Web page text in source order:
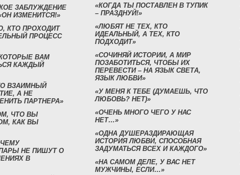
ЗАБЛУЖДЕНИЕ
ИЗМЕНИТСЯ!»
КТО ПРОХОДИТ
ПРОЦЕСС
ВАМ
КАЖДЫЙ
ВЗАИМНЫЙ
А НЕ
ПАРТНЕРА»
ЧТО ВЫ
КАК ВЫ
НЕ ПИШУТ О
В
«КОГДА ТЫ ПОСТАВЛЕН В ТУПИК
– ПРАЗДНУЙ!»
«ЛЮБЯТ НЕ ТЕХ, КТО
ИДЕАЛЬНЫЙ, А ТЕХ, КТО
ПОДХОДИТ»
«СОЧИНЯЙ ИСТОРИИ, А МИР
ПОЗАБОТИТЬСЯ, ЧТОБЫ ИХ
ПЕРЕВЕСТИ – НА ЯЗЫК СВЕТА,
ЯЗЫК ЛЮБВИ»
«У МЕНЯ К ТЕБЕ (ДУМАЕШЬ, ЧТО
ЛЮБОВЬ? НЕТ)»
«ОЧЕНЬ МНОГО ЧЕГО У НАС
НЕТ…»
«ОДНА ДУШЕРАЗДИРАЮЩАЯ
ИСТОРИЯ ЛЮБВИ, СПОСОБНАЯ
ЗАДУМАТЬСЯ ВСЕХ И КАЖДОГО»
«НА САМОМ ДЕЛЕ, У ВАС НЕТ
МУЖЧИНЫ, ЕСЛИ…»